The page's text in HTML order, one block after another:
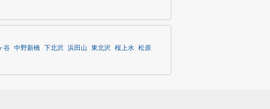
谷 中野新橋 下北沢 浜田山 東北沢 桜上水 松原